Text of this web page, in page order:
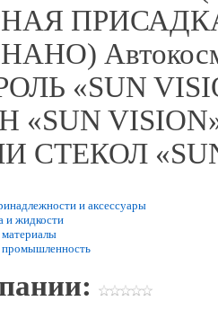
«SUN
«SUN
и аксессуары
и жидкости
промышленность